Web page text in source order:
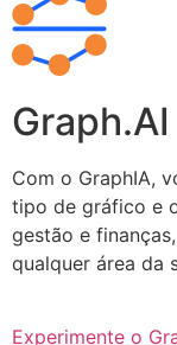
Graph.AI
Com o GraphIA,
tipo de gráfico e
gestão e
qualquer área da
Experimente o